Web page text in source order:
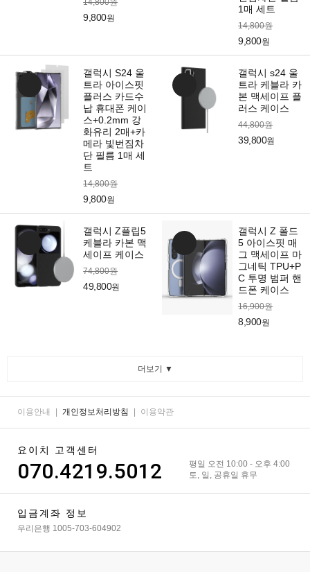
14,800원
9,800원
1매 세트
14,800원
9,800원
갤럭시 S24 울
트라 아이스핏
플러스 카드수
납 휴대폰 케이
스+0.2mm 강
화유리 2매+카
메라 빛번짐차
단 필름 1매 세
트
14,800원
9,800원
갤럭시 s24 울
트라 케블라 카
본 맥세이프 플
러스 케이스
44,800원
39,800원
갤럭시 Z플립5
케블라 카본 맥
세이프 케이스
74,800원
49,800원
갤럭시 Z 폴드
5 아이스핏 매
그 맥세이프 마
그네틱 TPU+P
C 투명 범퍼 핸
드폰 케이스
16,900원
8,900원
더보기 ▼
이용안내 개인정보처리방침 이용약관
요이치 고객센터
070.4219.5012
평일 오전 10:00 - 오후 4:00
토, 일, 공휴일 휴무
입금계좌 정보
우리은행 1005-703-604902